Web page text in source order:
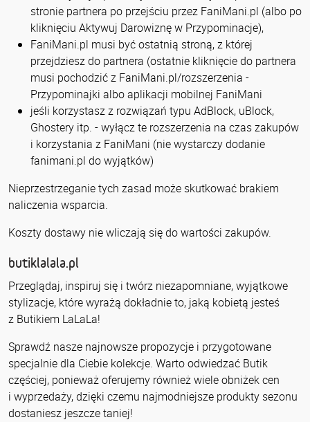
stronie partnera po przejściu przez FaniMani.pl (albo po
kliknięciu Aktywuj Darowiznę w Przypominacje),
FaniMani.pl musi być ostatnią stroną, z której
przejdziesz do partnera (ostatnie kliknięcie do partnera
musi pochodzić z FaniMani.pl/rozszerzenia -
Przypominajki albo aplikacji mobilnej FaniMani
jeśli korzystasz z rozwiązań typu AdBlock, uBlock,
Ghostery itp. - wyłącz te rozszerzenia na czas zakupów
i korzystania z FaniMani (nie wystarczy dodanie
fanimani.pl do wyjątków)
Nieprzestrzeganie tych zasad może skutkować brakiem
naliczenia wsparcia.
Koszty dostawy nie wliczają się do wartości zakupów.
butiklalala.pl
Przeglądaj, inspiruj się i twórz niezapomniane, wyjątkowe
stylizacje, które wyrażą dokładnie to, jaką kobietą jesteś
z Butikiem LaLaLa!
Sprawdź nasze najnowsze propozycje i przygotowane
specjalnie dla Ciebie kolekcje. Warto odwiedzać Butik
częściej, ponieważ oferujemy również wiele obniżek cen
i wyprzedaży, dzięki czemu najmodniejsze produkty sezonu
dostaniesz jeszcze taniej!